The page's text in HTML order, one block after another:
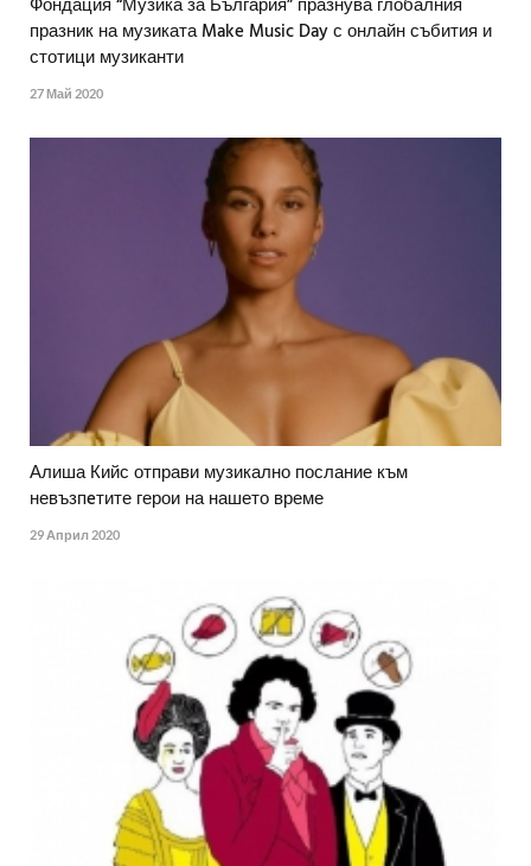
Фондация “Музика за България” празнува глобалния
празник на музиката Make Music Day с онлайн събития и
стотици музиканти
27 Май 2020
Алиша Кийс отправи музикално послание към
невъзпeтите герои на нашето време
29 Април 2020